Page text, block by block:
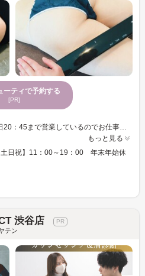
ーティで予約する
[PR]
【駅近くで便利】 年中無休／平日20：45まで営業しているのでお仕事帰りの遅い方も◎ 【筋膜リリース】とは ---身体の中でくっついたりねじれたりしている筋膜をはがすことを言います。 施術前と後で身体の変化がわかります。 【脂肪対策の最新超音波】を用意 ---パイラソードの特殊環状超音波で脂肪の温度を局所的に上げて分解。 【リンパマッサージ】---IDMオリジナルの筋膜に着目したリンパマッサージで施術後も血行がよい状態が続きます。 【移転】 2025年2月28日（金）より下記住所に移転いたします 東京都新宿区新宿3-8-9 平生ビル8F *C5出口目の前 １階が「日高屋」のビル
もっと見る
土日祝】11：00～19：00 年末年始休
渋谷店
テン